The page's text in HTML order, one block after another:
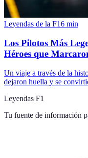
Leyendas de la F16 min
Los Pilotos Más
Héroes que
Un viaje a través de la
dejaron huella y se
Leyendas F1
Tu fuente de información